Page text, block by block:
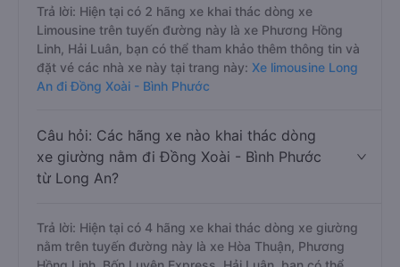
Trả lời: Hiện tại có 2 hãng xe khai thác dòng xe
Limousine trên tuyến đường này là xe Phương Hồng
Linh, Hải Luân, bạn có thể tham khảo thêm thông tin và
đặt vé các nhà xe này tại trang này: Xe limousine Long
An đi Đồng Xoài - Bình Phước
Câu hỏi: Các hãng xe nào khai thác dòng
xe giường nằm đi Đồng Xoài - Bình Phước
từ Long An?
Trả lời: Hiện tại có 4 hãng xe khai thác dòng xe giường
nằm trên tuyến đường này là xe Hòa Thuận, Phương